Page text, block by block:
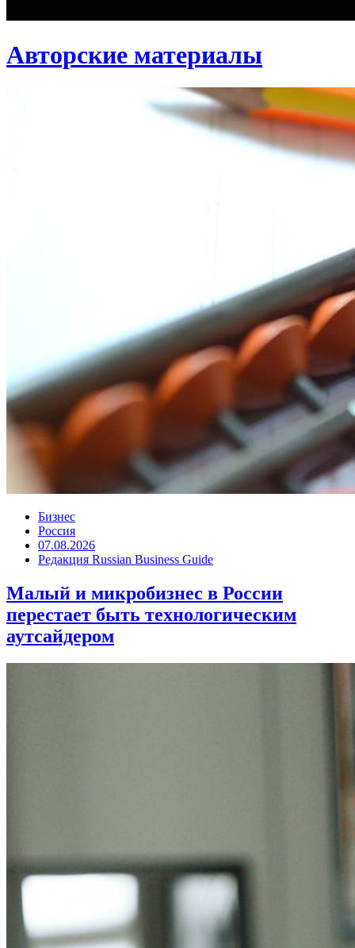
Авторские материалы
Бизнес
Россия
07.08.2026
Редакция Russian Business Guide
Малый и микробизнес в России
перестает быть технологическим
аутсайдером